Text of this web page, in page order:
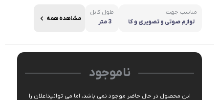
مناسب جهت
لوازم صوتی و تصویری و کا
طول کابل
3 متر
مشاهده همه
ناموجود
این محصول در حال حاضر موجود نمی باشد، اما می توانیداعلان را